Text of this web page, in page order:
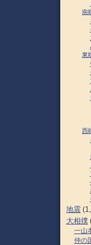
南
東
西
地震
大相撲
一山
仲の